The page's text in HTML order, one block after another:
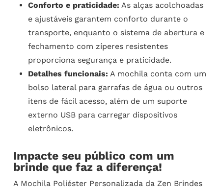
Conforto e praticidade: As alças acolchoadas
e ajustáveis garantem conforto durante o
transporte, enquanto o sistema de abertura e
fechamento com zíperes resistentes
proporciona segurança e praticidade.
Detalhes funcionais: A mochila conta com um
bolso lateral para garrafas de água ou outros
itens de fácil acesso, além de um suporte
externo USB para carregar dispositivos
eletrônicos.
Impacte seu público com um
brinde que faz a diferença!
A Mochila Poliéster Personalizada da Zen Brindes